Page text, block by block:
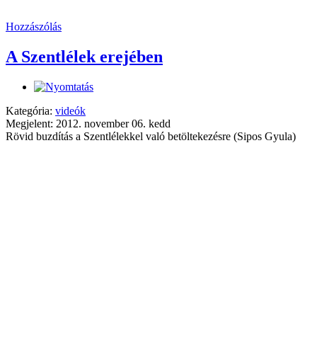
Hozzászólás
A Szentlélek erejében
Kategória: videók
Megjelent: 2012. november 06. kedd
Rövid buzdítás a Szentlélekkel való betöltekezésre (Sipos Gyula)